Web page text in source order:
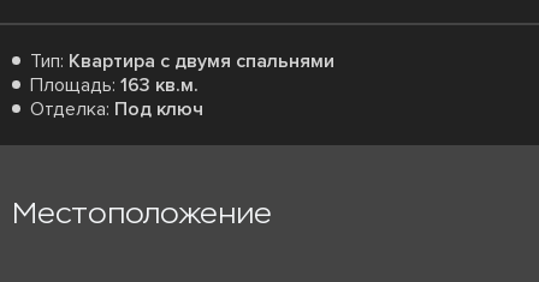
Тип: Квартира с двумя спальнями
Площадь: 163 кв.м.
Отделка: Под ключ
Местоположение